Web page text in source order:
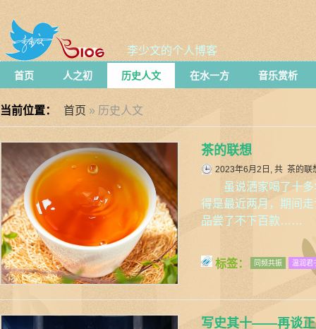
李少文的个人博客
首页 人之初 历史人文 在水一方 音乐赏析
当前位置： 首页 » 历史人文
茶的联想
2023年6月2日, 共 茶的联
虽说洒家喝了十
得是最近两月，期间
品尝了不下百款……
标签： 同频共振 温润君
写史其十——再谈